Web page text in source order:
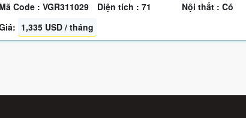
Mã Code : VGR311029 Diện tích : 71
Nội thất : Có
1,335 USD / tháng